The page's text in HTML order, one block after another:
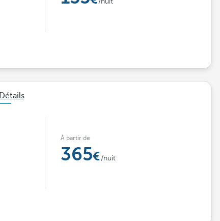
Détails
À partir de
365 /nuit